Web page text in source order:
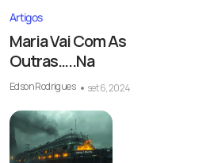
Artigos
Maria Vai Com As
Outras…..Na
Edson Rodrigues set 6, 2024